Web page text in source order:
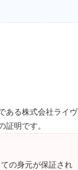
ある株式会社ライヴ
証明です。
の身元が保証され